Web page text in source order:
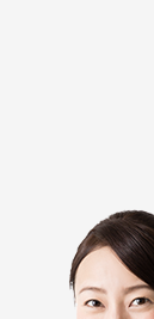
・参画期間：
・稼働率：100
■勤務地・働き方
・出張先：茨